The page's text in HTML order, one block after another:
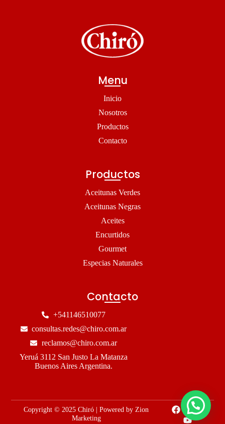
Menu
Inicio
Nosotros
Productos
Contacto
Productos
Aceitunas Verdes
Aceitunas Negras
Aceites
Encurtidos
Gourmet
Especias Naturales
Contacto
+541146510077
consultas.redes@chiro.com.ar
reclamos@chiro.com.ar
Yeruá 3112 San Justo La Matanza
Buenos Aires Argentina.
Copyright © 2025 Chiró | Powered by Zion
Marketing